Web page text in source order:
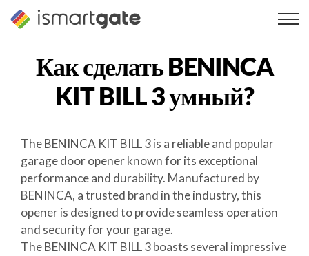
Перейти
Как сделатьBENINCA
KIT BILL 3умный?
The BENINCA KIT BILL 3 is a reliable and popular
garage door opener known for its exceptional
performance and durability. Manufactured by
BENINCA, a trusted brand in the industry, this
opener is designed to provide seamless operation
and security for your garage.
The BENINCA KIT BILL 3 boasts several impressive